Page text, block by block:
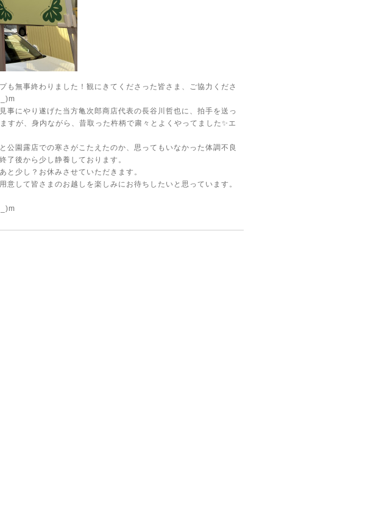
も無事終わりました！観にきてくださった皆さま、ご協力くださ
事にやり遂げた当方亀次郎商店代表の長谷川哲也に、拍手を送っ
が、身内ながら、昔取った杵柄で粛々とよくやってました✨エ
公園露店での寒さがこたえたのか、思ってもいなかった体調不良
了後から少し静養しております。
と少し？お休みさせていただきます。
意して皆さまのお越しを楽しみにお待ちしたいと思っています。